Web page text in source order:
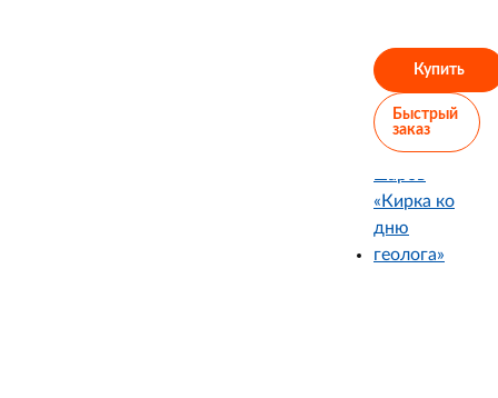
Купить
Быстрый
заказ